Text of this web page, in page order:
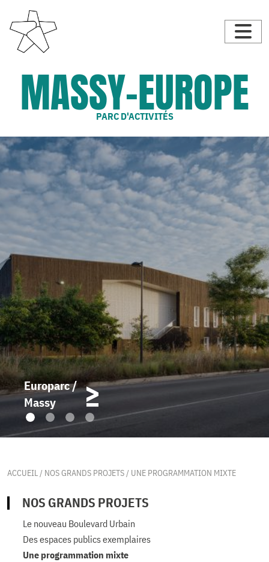
MASSY-EUROPE
PARC D'ACTIVITÉS
Europarc /
Massy
ACCUEIL/ NOS GRANDS PROJETS/ UNE PROGRAMMATION MIXTE
NOS GRANDS PROJETS
Le nouveau Boulevard Urbain
Des espaces publics exemplaires
Une programmation mixte